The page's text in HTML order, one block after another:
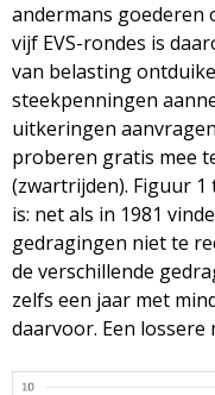
andermans goederen
vijf EVS-rondes is
van belasting
steekpenningen
uitkeringen
proberen gratis mee
(zwartrijden). Figuur
is: net als in 1981
gedragingen niet te
de verschillende
zelfs een jaar met
daarvoor. Een